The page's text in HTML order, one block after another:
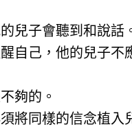
兒子會聽到和說話
自己，他的兒子不
夠的。
將同樣的信念植入